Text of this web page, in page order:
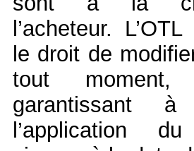
l’acheteur.
le droit de
tout
garantissant à
l’application